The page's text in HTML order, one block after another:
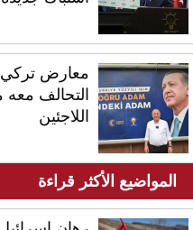
معارض تركي
التحالف
اللاجئين
المواضيع الأكثر قراءة